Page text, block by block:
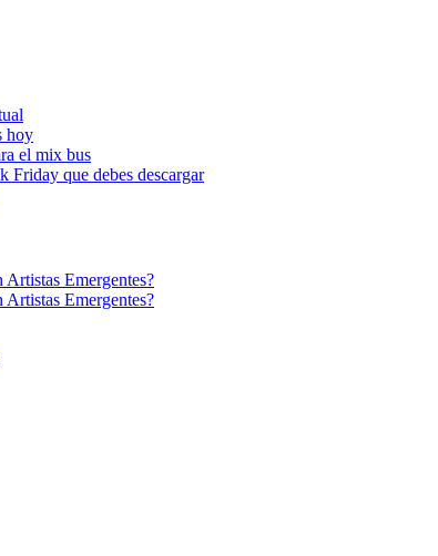
hoy
el mix bus
que debes descargar
Emergentes?
Emergentes?